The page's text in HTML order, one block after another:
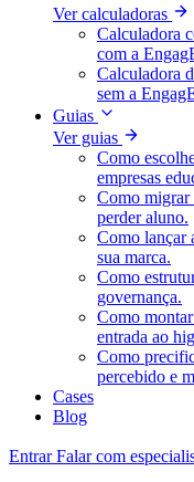
Ver calculadoras
Calculadora
com a
Calculadora
sem a
Guias
Ver guias
Como
empresas
Como migrar
perder aluno.
Como lançar
sua marca.
Como
governança.
Como
entrada ao
Como
percebido e
Cases
Blog
EntrarFalar com